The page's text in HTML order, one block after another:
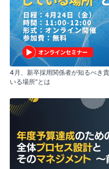
4月、新卒採用関係者が知るべき
いる場所”とは